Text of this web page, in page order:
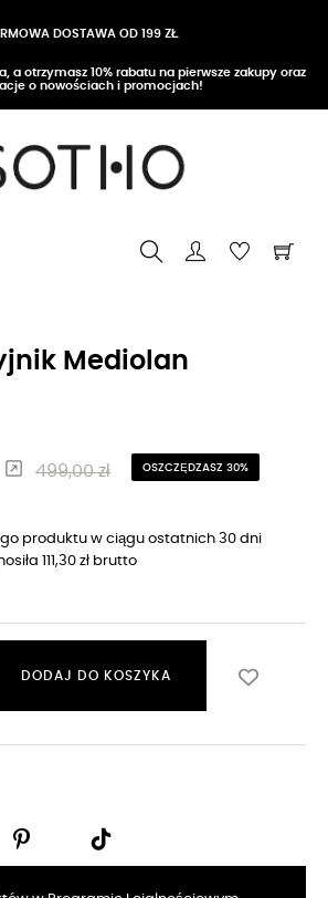
DOSTAWA OD 199 ZŁ
a otrzymasz 10% rabatu na pierwsze zakupy oraz
o nowościach i promocjach!
Mediolan
499,00 zł OSZCZĘDZASZ 30%
produktu w ciągu ostatnich 30 dni
111,30 zł brutto
DODAJ DO KOSZYKA